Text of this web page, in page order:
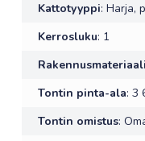
Kattotyyppi: Harja,
Kerrosluku: 1
Rakennusmateriaali
Tontin pinta-ala: 3
Tontin omistus: